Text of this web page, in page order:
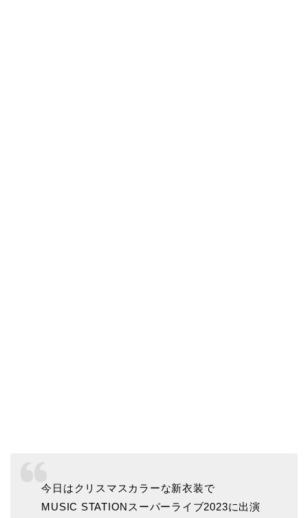
今日はクリスマスカラーな新衣装で
MUSIC STATIONスーパーライブ2023に出演